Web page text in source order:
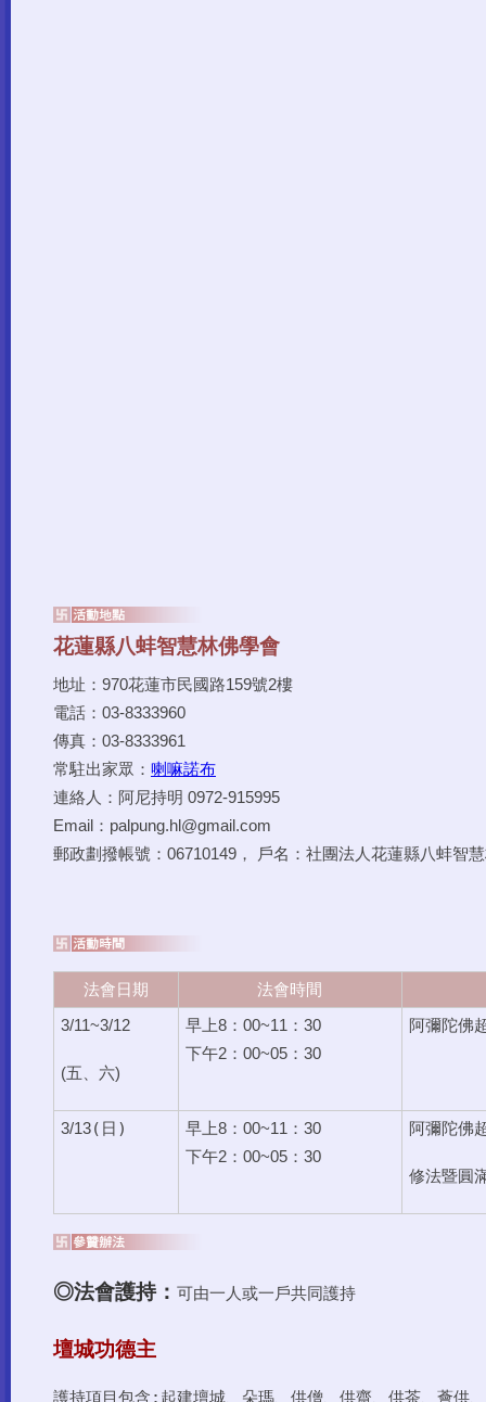
地址：970花蓮市民國路159號2樓
電話：03-8333960
傳真：03-8333961
常駐出家眾： 喇嘛諾布
連絡人：阿尼持明 0972-915995
Email：palpung.hl@gmail.com
郵政劃撥帳號：06710149， 戶名：社團法人花蓮縣八蚌智
法會日期 法會時間
3/11~3/12
(五、六)
早上8：00~11：30
下午2：00~05：30
阿彌陀佛
3/13( 日)
早上8：00~11：30
下午2：00~05：30
阿彌陀佛
修法暨圓
◎法會護持： 可由一人或一戶共同護持
壇城功德主
護持項目包含:起建壇城、朵瑪、供僧、供齋、供茶、薈供